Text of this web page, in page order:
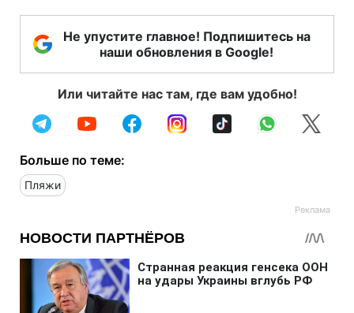
Не упустите главное! Подпишитесь на
наши обновления в Google!
Или читайте нас там, где вам удобно!
Больше по теме:
Пляжи